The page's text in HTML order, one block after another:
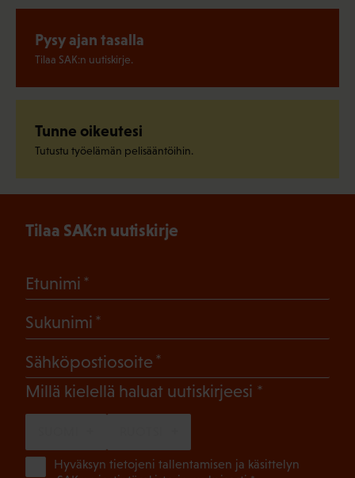
Pysy ajan tasalla
Tilaa SAK:n uutiskirje.
Tunne oikeutesi
Tutustu työelämän pelisääntöihin.
Tilaa SAK:n uutiskirje
Etunimi
Sukunimi
Sähköpostiosoite
Millä kielellä haluat uutiskirjeesi (Pakollinen)
Hyväksyn tietojeni tallentamisen ja käsittelyn